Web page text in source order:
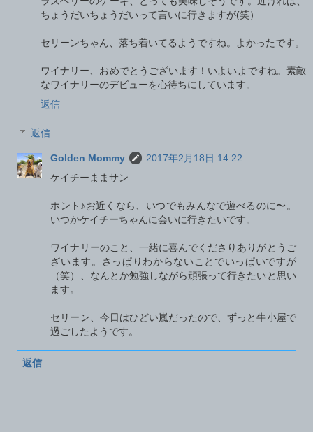
ちょうだいちょうだいって言いに行きますが(笑）
セリーンちゃん、落ち着いてるようですね。よかったです。
ワイナリー、おめでとうございます！いよいよですね。素敵
なワイナリーのデビューを心待ちにしています。
返信
返信
Golden Mommy
2017年2月18日 14:22
ケイチーままサン
ホント♪お近くなら、いつでもみんなで遊べるのに〜。
いつかケイチーちゃんに会いに行きたいです。
ワイナリーのこと、一緒に喜んでくださりありがとうご
ざいます。さっぱりわからないことでいっぱいですが
（笑）、なんとか勉強しながら頑張って行きたいと思い
ます。
セリーン、今日はひどい嵐だったので、ずっと牛小屋で
過ごしたようです。
返信